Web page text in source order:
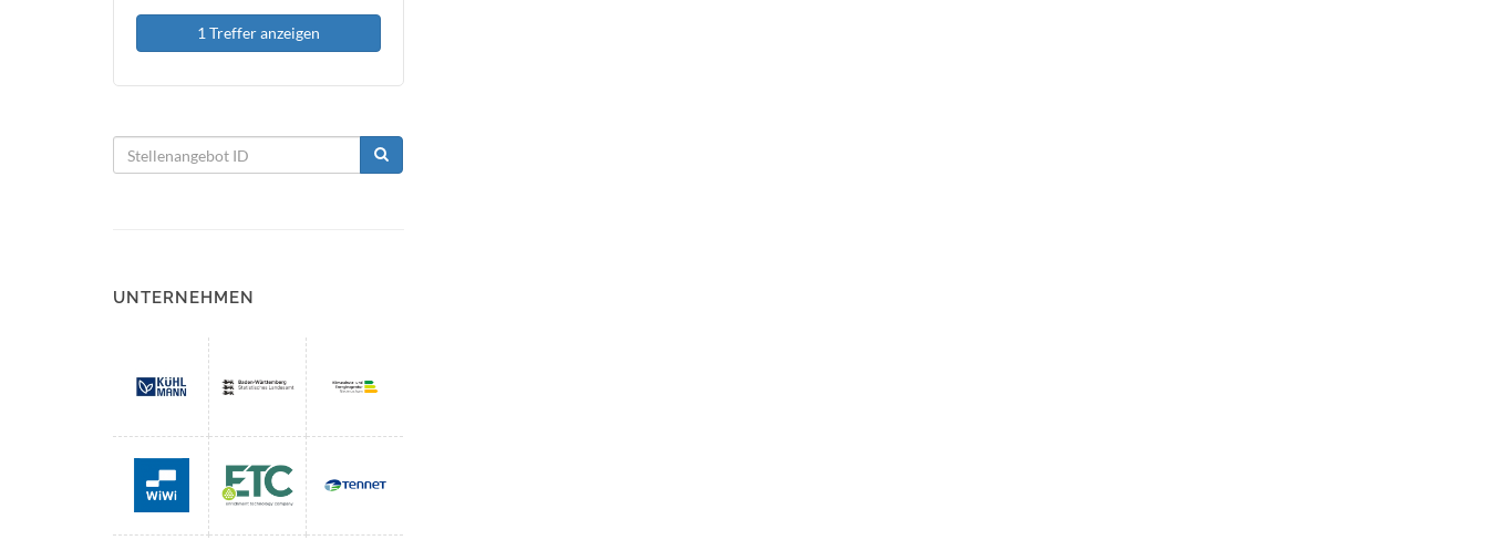
1 Treffer anzeigen
UNTERNEHMEN